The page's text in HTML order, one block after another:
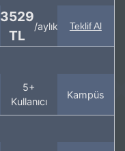
3529
TL
/aylık Teklif Al
5+
Kullanıcı
Kampüs